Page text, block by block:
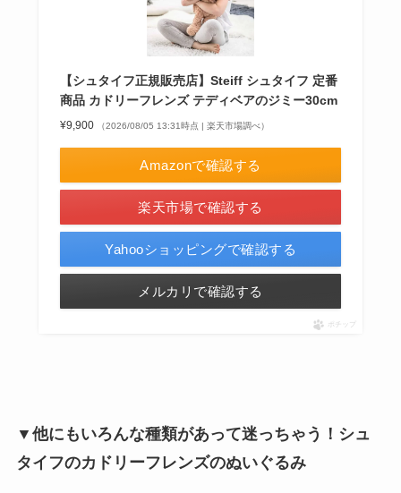
【シュタイフ正規販売店】Steiff シュタイフ 定番
商品 カドリーフレンズ テディベアのジミー30cm
¥9,900 （2026/08/05 13:31時点 | 楽天市場調べ）
Amazonで確認する
楽天市場で確認する
Yahooショッピングで確認する
メルカリで確認する
ポチップ
▼他にもいろんな種類があって迷っちゃう！シュ
タイフのカドリーフレンズのぬいぐるみ